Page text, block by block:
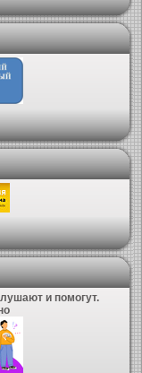
и помогут.